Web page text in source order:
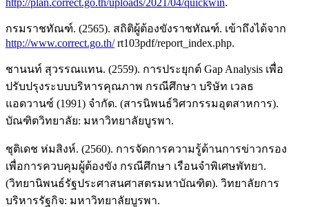
กรมราชทัณฑ์. (2565). สถิติผู้ต้องขังราชทัณฑ์. เข้าถึงได้จาก
http://www.correct.go.th/rt103pdf/report_index.php.
ชานนท์ สุวรรณแทน. (2559). การประยุกต์ Gap Analysis เพื่อ
ปรับปรุงระบบบริหารคุณภาพ กรณีศึกษา บริษัท เวลธ
แอดวานซ์ (1991) จํากัด. (สารนิพนธ์วิศวกรรมอุตสาหการ).
บัณฑิตวิทยาลัย: มหาวิทยาลัยบูรพา.
ชุติเดช ห่มสิงห์. (2560). การจัดการความรู้ด้านการข่าวกรอง
เพื่อการควบคุมผู้ต้องขัง กรณีศึกษา เรือนจำพิเศษพัทยา.
(วิทยานิพนธ์รัฐประศาสนศาสตรมหาบัณฑิต). วิทยาลัยการ
บริหารรัฐกิจ: มหาวิทยาลัยบูรพา.